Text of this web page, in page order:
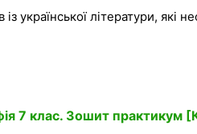
із української літератури, які
7 клас. Зошит практикум